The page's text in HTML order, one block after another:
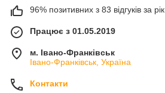
96% позитивних з 83 відгуків за рік
Працює з 01.05.2019
м. Івано-Франківськ
Івано-Франківськ, Україна
Контакти